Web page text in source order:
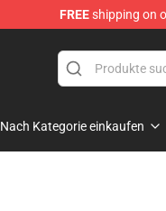
FREEshipping on
Nach Kategorie einkaufen